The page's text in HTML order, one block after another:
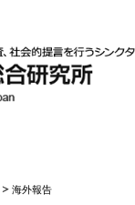
海外報告